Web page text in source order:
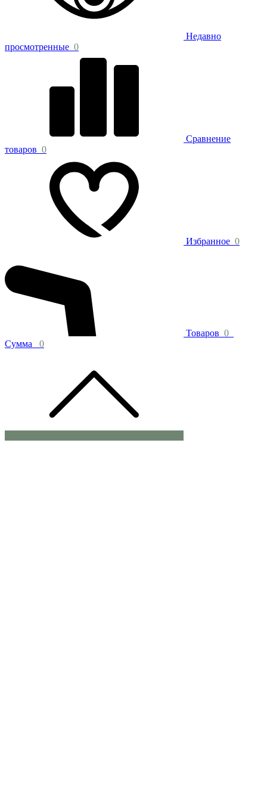
Недавно
просмотренные 0
Сравнение
товаров 0
Избранное 0
Товаров 0
Сумма
0